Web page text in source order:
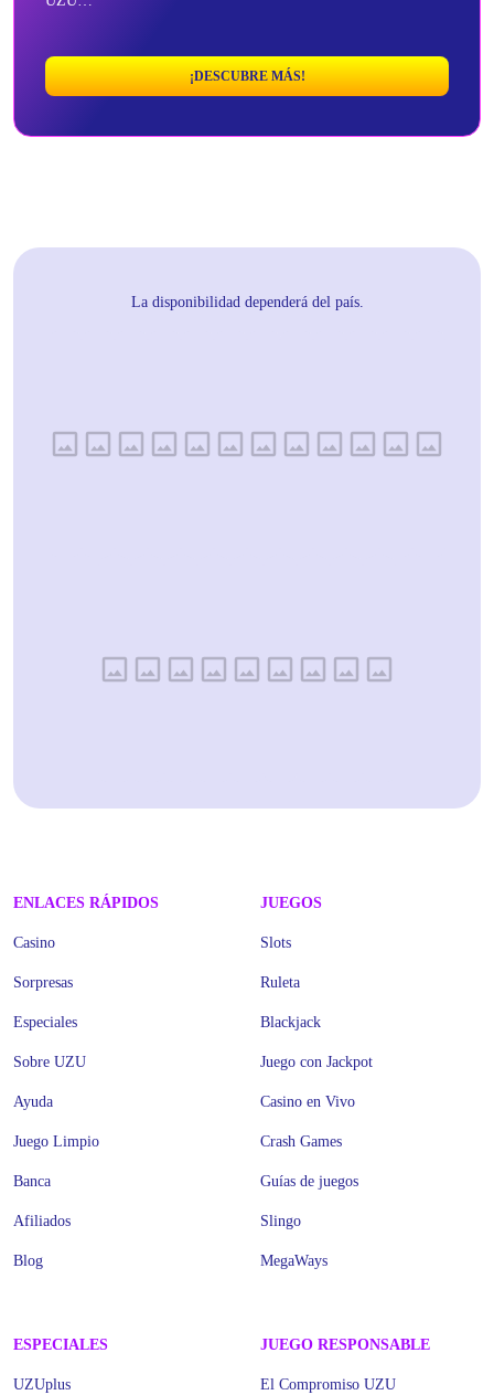
¡DESCUBRE MÁS!
La disponibilidad dependerá del país.
ENLACES RÁPIDOS
Casino
Sorpresas
Especiales
Sobre UZU
Ayuda
Juego Limpio
Banca
Afiliados
Blog
JUEGOS
Slots
Ruleta
Blackjack
Juego con Jackpot
Casino en Vivo
Crash Games
Guías de juegos
Slingo
MegaWays
ESPECIALES
UZUplus
JUEGO RESPONSABLE
El Compromiso UZU